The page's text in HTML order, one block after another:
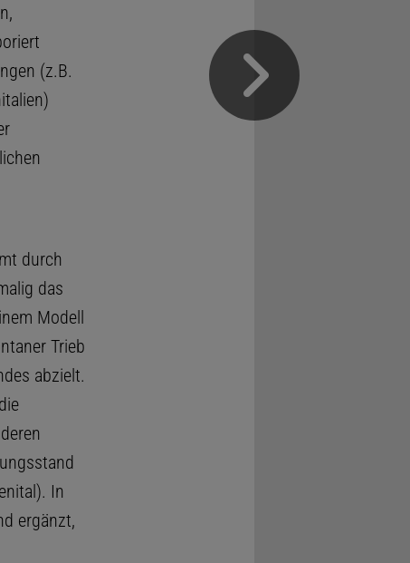
(z.B.
durch
das
Modell
Trieb
abzielt.
In
ergänzt,